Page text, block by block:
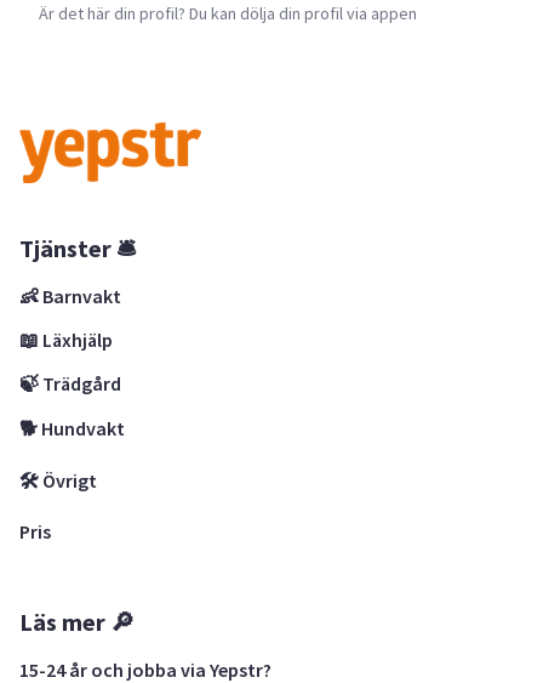
Är det här din profil? Du kan dölja din profil via appen
Tjänster 🛎
👶 Barnvakt
📖 Läxhjälp
🍃 Trädgård
🐕 Hundvakt
🛠 Övrigt
Pris
Läs mer 🔎
15-24 år och jobba via Yepstr?